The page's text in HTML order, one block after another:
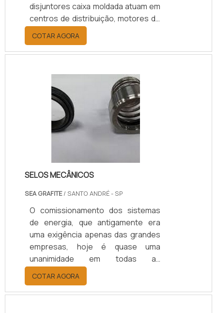
disjuntores caixa moldada atuam em
centros de distribuição, motores de
máquinas e geradores de todos os
tipos e potência.O PRODUTO
APRESENTA DIVERSOS
importante, a manutenção disjuntor
caixa moldada é extremamente
necessária, sobretudo contra
intervenções externas, como os
impactos, devido à sua estrutura
totalmente protegida, fabricada com
COTAR AGORA
SELOS MECÂNICOS
SEA GRAFITE/ SANTO ANDRÉ - SP
O comissionamento dos sistemas
de energia, que antigamente era
uma exigência apenas das grandes
empresas, hoje é quase uma
unanimidade em todas as
instalações industriais tanto de
pequeno como de grande porte e
tem como finalidade a certificação
COTAR AGORA